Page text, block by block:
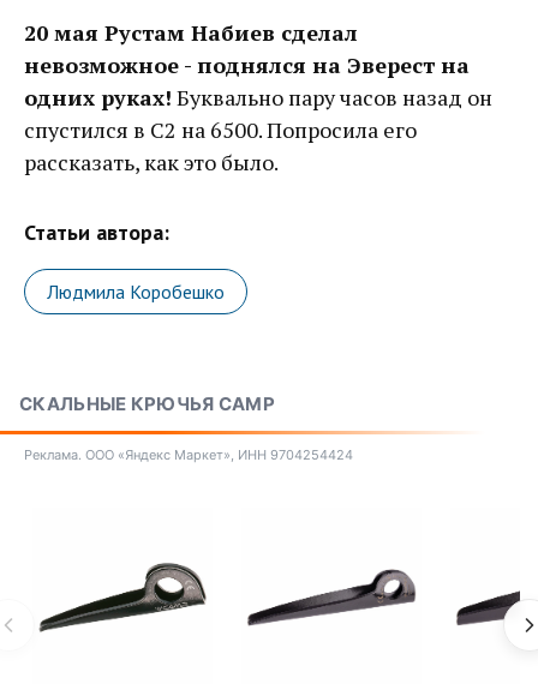
20 мая Рустам Набиев сделал
невозможное - поднялся на Эверест на
одних руках! Буквально пару часов назад он
спустился в С2 на 6500. Попросила его
рассказать, как это было.
Статьи автора:
Людмила Коробешко
СКАЛЬНЫЕ КРЮЧЬЯ CAMP
Реклама. ООО «Яндекс Маркет», ИНН 9704254424